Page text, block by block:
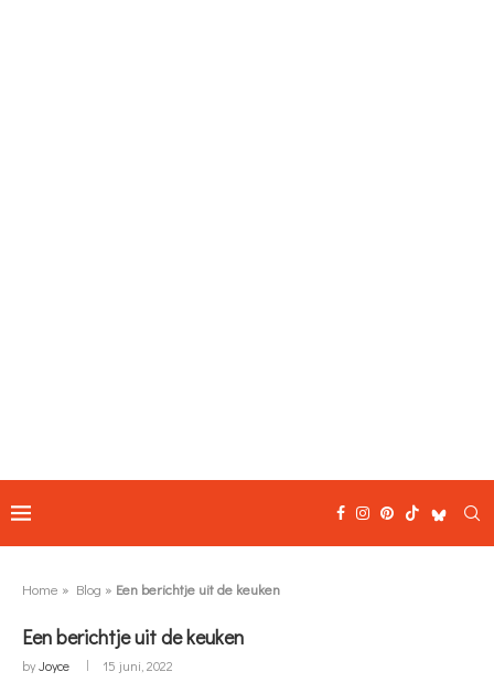
Home » Blog » Een berichtje uit de keuken
Een berichtje uit de keuken
byJoyce 15 juni, 2022